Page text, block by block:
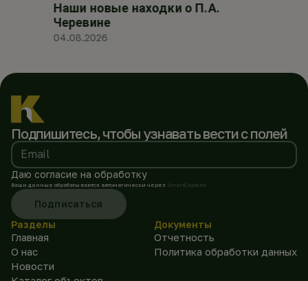
Наши новые находки о П.А.
Черевине
04.08.2026
Подпишитесь, чтобы узнавать вести с полей
Email
Даю согласие на обработку
Ваши данные обрабатываются автоматически через SmartCaptcha
Подписаться
Разделы
Главная
О нас
Новости
Документы
Отчетность
Политика обработки данных